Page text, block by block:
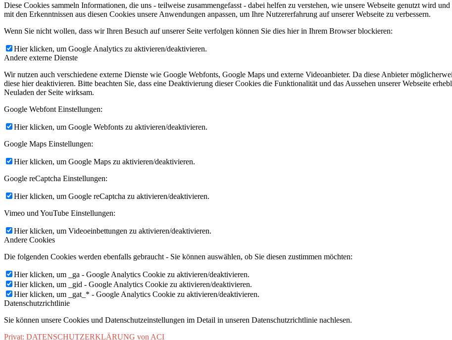
Diese Cookies sammeln Informationen, die uns - teilweise zusammengefasst - dabei helfen zu verstehen, wie unsere Webseite genutzt wird
mit den Erkenntnissen aus diesen Cookies unsere Anwendungen anpassen, um Ihre Nutzererfahrung auf unserer Webseite zu verbessern.
Wenn Sie nicht wollen, dass wir Ihren Besuch auf unserer Seite verfolgen können Sie dies hier in Ihrem Browser blockieren:
Hier klicken, um Google Analytics zu aktivieren/deaktivieren.
Andere externe Dienste
Wir nutzen auch verschiedene externe Dienste wie Google Webfonts, Google Maps und externe Videoanbieter. Da diese Anbieter
diese hier deaktivieren. Bitte beachten Sie, dass eine Deaktivierung dieser Cookies die Funktionalität und das Aussehen unserer Webseite
Neuladen der Seite wirksam.
Google Webfont Einstellungen:
Hier klicken, um Google Webfonts zu aktivieren/deaktivieren.
Google Maps Einstellungen:
Hier klicken, um Google Maps zu aktivieren/deaktivieren.
Google reCaptcha Einstellungen:
Hier klicken, um Google reCaptcha zu aktivieren/deaktivieren.
Vimeo und YouTube Einstellungen:
Hier klicken, um Videoeinbettungen zu aktivieren/deaktivieren.
Andere Cookies
Die folgenden Cookies werden ebenfalls gebraucht - Sie können auswählen, ob Sie diesen zustimmen möchten:
Hier klicken, um _ga - Google Analytics Cookie zu aktivieren/deaktivieren.
Hier klicken, um _gid - Google Analytics Cookie zu aktivieren/deaktivieren.
Hier klicken, um _gat_* - Google Analytics Cookie zu aktivieren/deaktivieren.
Datenschutzrichtlinie
Sie können unsere Cookies und Datenschutzeinstellungen im Detail in unseren Datenschutzrichtlinie nachlesen.
Privat: DATENSCHUTZERKLÄRUNG von ACI